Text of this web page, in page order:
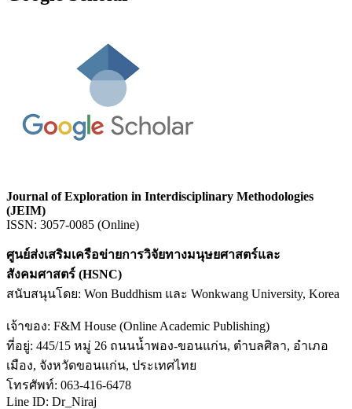
Journal of Exploration in Interdisciplinary Methodologies
(JEIM)
ISSN: 3057-0085 (Online)
ศูนย์ส่งเสริมเครือข่ายการวิจัยทางมนุษยศาสตร์และ
สังคมศาสตร์ (HSNC)
สนับสนุนโดย: Won Buddhism และ Wonkwang University, Korea
เจ้าของ: F&M House (Online Academic Publishing)
ที่อยู่: 445/15 หมู่ 26 ถนนน้ำพอง-ขอนแก่น, ตำบลศิลา, อำเภอ
เมือง, จังหวัดขอนแก่น, ประเทศไทย
โทรศัพท์: 063-416-6478
Line ID: Dr_Niraj